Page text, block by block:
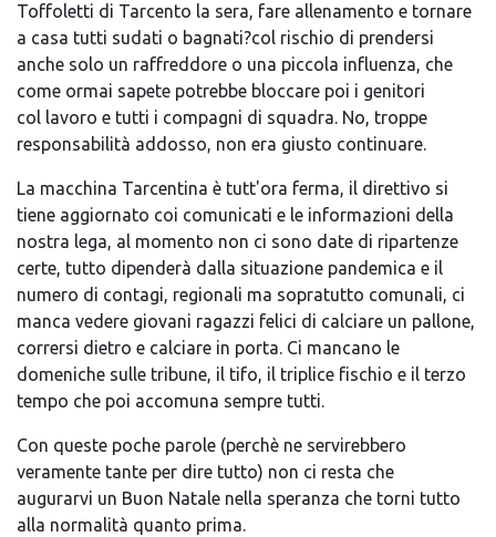
Toffoletti di Tarcento la sera, fare allenamento e tornare
a casa tutti sudati o bagnati?col rischio di prendersi
anche solo un raffreddore o una piccola influenza, che
come ormai sapete potrebbe bloccare poi i genitori
col lavoro e tutti i compagni di squadra. No, troppe
responsabilità addosso, non era giusto continuare.
La macchina Tarcentina è tutt'ora ferma, il direttivo si
tiene aggiornato coi comunicati e le informazioni della
nostra lega, al momento non ci sono date di ripartenze
certe, tutto dipenderà dalla situazione pandemica e il
numero di contagi, regionali ma sopratutto comunali, ci
manca vedere giovani ragazzi felici di calciare un pallone,
corrersi dietro e calciare in porta. Ci mancano le
domeniche sulle tribune, il tifo, il triplice fischio e il terzo
tempo che poi accomuna sempre tutti.
Con queste poche parole (perchè ne servirebbero
veramente tante per dire tutto) non ci resta che
augurarvi un Buon Natale nella speranza che torni tutto
alla normalità quanto prima.